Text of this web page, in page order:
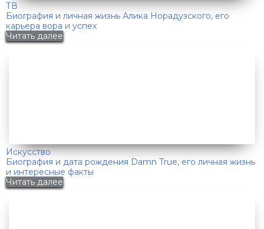
ТВ
Биография и личная жизнь Алика Норадузского, его
карьера вора и успех
Читать далее
Искусство
Биография и дата рождения Damn True, его личная жизнь
и интересные факты
Читать далее